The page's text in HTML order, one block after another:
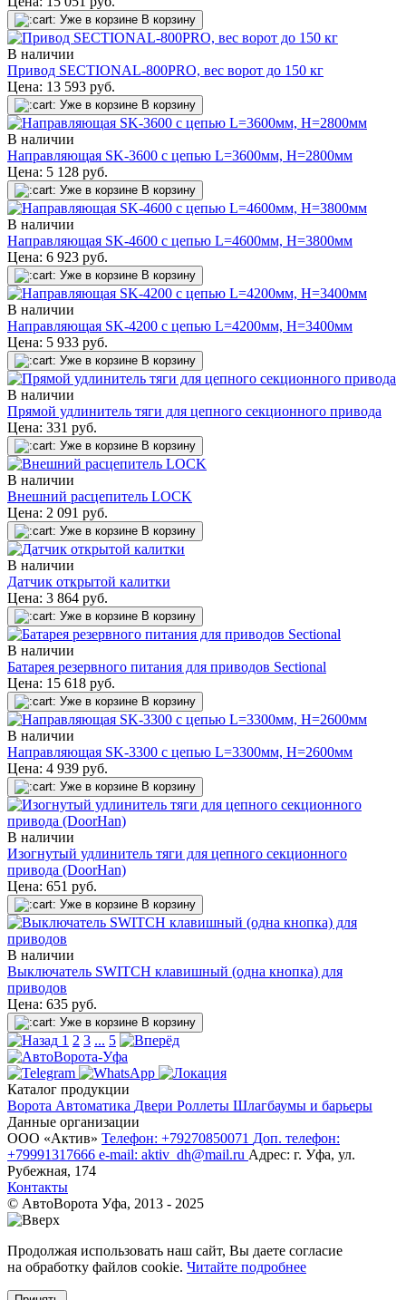
Уже в корзине В корзину
В наличии
Привод SECTIONAL-800PRO, вес ворот до 150 кг
Цена: 13 593 руб.
Уже в корзине В корзину
В наличии
Направляющая SK-3600 с цепью L=3600мм, H=2800мм
Цена: 5 128 руб.
Уже в корзине В корзину
В наличии
Направляющая SK-4600 с цепью L=4600мм, H=3800мм
Цена: 6 923 руб.
Уже в корзине В корзину
В наличии
Направляющая SK-4200 с цепью L=4200мм, H=3400мм
Цена: 5 933 руб.
Уже в корзине В корзину
В наличии
Прямой удлинитель тяги для цепного секционного привода
Цена: 331 руб.
Уже в корзине В корзину
В наличии
Внешний расцепитель LOCK
Цена: 2 091 руб.
Уже в корзине В корзину
В наличии
Датчик открытой калитки
Цена: 3 864 руб.
Уже в корзине В корзину
В наличии
Батарея резервного питания для приводов Sectional
Цена: 15 618 руб.
Уже в корзине В корзину
В наличии
Направляющая SK-3300 с цепью L=3300мм, H=2600мм
Цена: 4 939 руб.
Уже в корзине В корзину
В наличии
Изогнутый удлинитель тяги для цепного секционного
привода (DoorHan)
Цена: 651 руб.
Уже в корзине В корзину
В наличии
Выключатель SWITCH клавишный (одна кнопка) для
приводов
Цена: 635 руб.
Уже в корзине В корзину
1 2 3 ... 5
Каталог продукции
Ворота Автоматика Двери Роллеты Шлагбаумы и барьеры
Данные организации
ООО «‎Актив»‎ Телефон: +79270850071 Доп. телефон:
+79991317666 e-mail: aktiv_dh@mail.ru Адрес: г. Уфа, ул.
Рубежная, 174
Контакты
© АвтоВорота Уфа, 2013 - 2025
Продолжая использовать наш сайт, Вы даете согласие
на обработку файлов cookie. Читайте подробнее